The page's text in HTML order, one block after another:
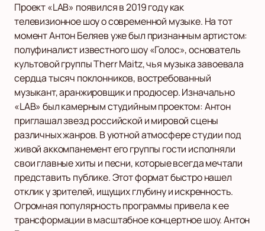
Проект «LAB» появился в 2019 году как
телевизионное шоу о современной музыке. На тот
момент Антон Беляев уже был признанным артистом:
полуфиналист известного шоу «Голос», основатель
культовой группы Therr Maitz, чья музыка завоевала
сердца тысяч поклонников, востребованный
музыкант, аранжировщик и продюсер. Изначально
«LAB» был камерным студийным проектом: Антон
приглашал звезд российской и мировой сцены
различных жанров. В уютной атмосфере студии под
живой аккомпанемент его группы гости исполняли
свои главные хиты и песни, которые всегда мечтали
представить публике. Этот формат быстро нашел
отклик у зрителей, ищущих глубину и искренность.
Огромная популярность программы привела к ее
трансформации в масштабное концертное шоу. Антон